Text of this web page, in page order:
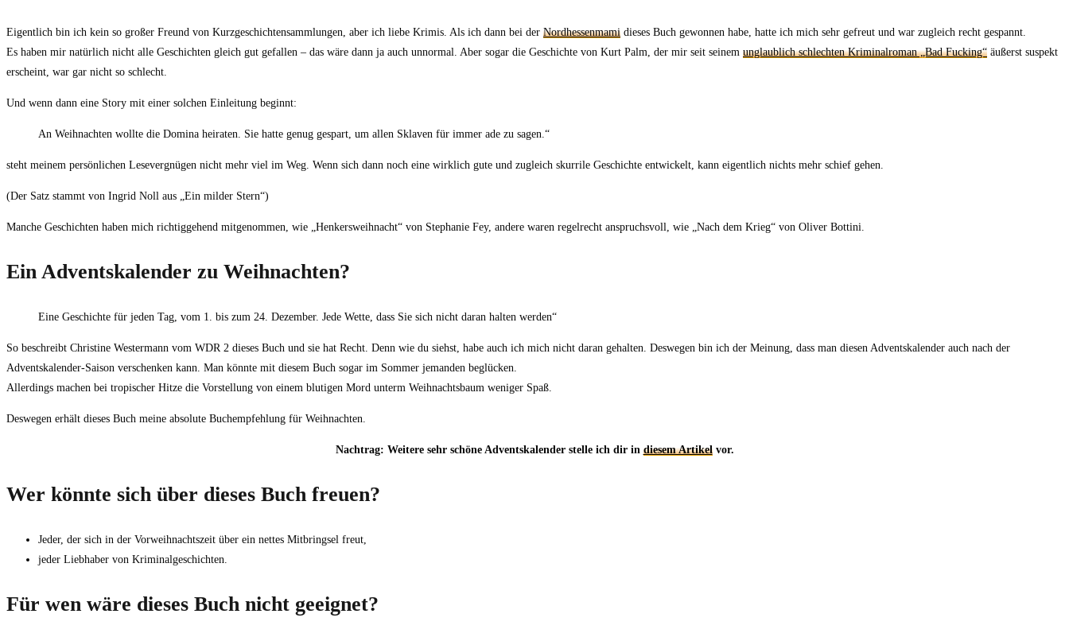
Eigentlich bin ich kein so großer Freund von Kurzgeschichtensammlungen, aber ich liebe Krimis. Als ich dann bei der Nordhessenmami dieses Buch gewonnen habe, hatte ich mich sehr gefreut und war zugleich recht gespannt.
Es haben mir natürlich nicht alle Geschichten gleich gut gefallen – das wäre dann ja auch unnormal. Aber sogar die Geschichte von Kurt Palm, der mir seit seinem unglaublich schlechten Kriminalroman „Bad Fucking“ äußerst suspekt
erscheint, war gar nicht so schlecht.
Und wenn dann eine Story mit einer solchen Einleitung beginnt:
An Weihnachten wollte die Domina heiraten. Sie hatte genug gespart, um allen Sklaven für immer ade zu sagen.“
steht meinem persönlichen Lesevergnügen nicht mehr viel im Weg. Wenn sich dann noch eine wirklich gute und zugleich skurrile Geschichte entwickelt, kann eigentlich nichts mehr schief gehen.
(Der Satz stammt von Ingrid Noll aus „Ein milder Stern“)
Manche Geschichten haben mich richtiggehend mitgenommen, wie „Henkersweihnacht“ von Stephanie Fey, andere waren regelrecht anspruchsvoll, wie „Nach dem Krieg“ von Oliver Bottini.
Ein Adventskalender zu Weihnachten?
Eine Geschichte für jeden Tag, vom 1. bis zum 24. Dezember. Jede Wette, dass Sie sich nicht daran halten werden“
So beschreibt Christine Westermann vom WDR 2 dieses Buch und sie hat Recht. Denn wie du siehst, habe auch ich mich nicht daran gehalten. Deswegen bin ich der Meinung, dass man diesen Adventskalender auch nach der
Adventskalender-Saison verschenken kann. Man könnte mit diesem Buch sogar im Sommer jemanden beglücken.
Allerdings machen bei tropischer Hitze die Vorstellung von einem blutigen Mord unterm Weihnachtsbaum weniger Spaß.
Deswegen erhält dieses Buch meine absolute Buchempfehlung für Weihnachten.
Nachtrag: Weitere sehr schöne Adventskalender stelle ich dir in diesem Artikelvor.
Wer könnte sich über dieses Buch freuen?
Jeder, der sich in der Vorweihnachtszeit über ein nettes Mitbringsel freut,
jeder Liebhaber von Kriminalgeschichten.
Für wen wäre dieses Buch nicht geeignet?